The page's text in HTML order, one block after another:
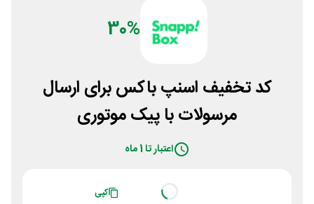
30%
کد تخفیف اسنپ باکس برای ارسال
مرسولات با پیک موتوری
اعتبار تا 1 ماه
Loading...کپی